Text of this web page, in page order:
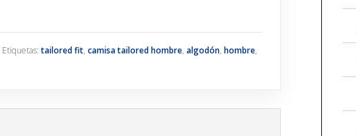
Etiquetas:tailored fit,camisa tailored hombre,algodón,hombre,